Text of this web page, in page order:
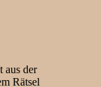
aus der
Rätsel